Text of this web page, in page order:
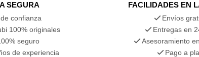
SEGURA
confianza
100% originales
seguro
de experiencia
FACILIDADES EN
Envíos
Entregas en
Asesoramiento
Pago a